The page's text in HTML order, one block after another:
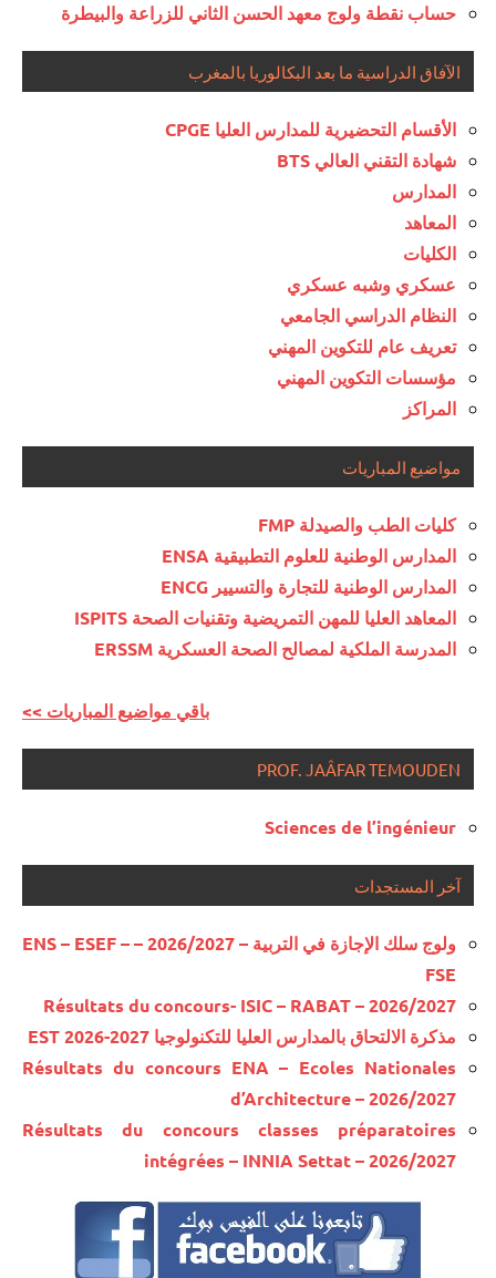
حساب نقطة ولوج معهد الحسن الثاني للزراعة والبيطرة
الآفاق الدراسية ما بعد البكالوريا بالمغرب
الأقسام التحضيرية للمدارس العليا CPGE
شهادة التقني العالي BTS
المدارس
المعاهد
الكليات
عسكري وشبه عسكري
النظام الدراسي الجامعي
تعريف عام للتكوين المهني
مؤسسات التكوين المهني
المراكز
مواضيع المباريات
كليات الطب والصيدلة FMP
المدارس الوطنية للعلوم التطبيقية ENSA
المدارس الوطنية للتجارة والتسيير ENCG
المعاهد العليا للمهن التمريضية وتقنيات الصحة ISPITS
المدرسة الملكية لمصالح الصحة العسكرية ERSSM
<< باقي مواضيع المباريات
PROF. JAÂFAR TEMOUDEN
Sciences de l’ingénieur
آخر المستجدات
ولوج سلك الإجازة في التربية – 2026/2027 – ENS – ESEF –
FSE
Résultats du concours- ISIC – RABAT – 2026/2027
مذكرة الالتحاق بالمدارس العليا للتكنولوجيا EST 2026-2027
Résultats du concours ENA – Ecoles Nationales
d’Architecture – 2026/2027
Résultats du concours classes préparatoires
intégrées – INNIA Settat – 2026/2027